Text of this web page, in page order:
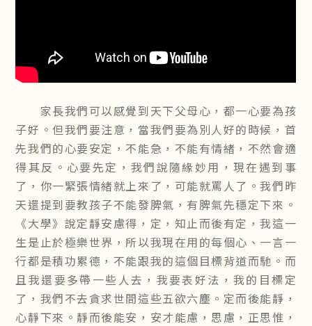
家長我們可以感覺到天下父母心，都一心要為孩
子好。但我們要注意，當我們要為別人好的時候，首
先我們的心要安定，不能急，不能有情緒，不然會適
得其反。心要先定，我們說隨緣妙用，現在遇到事
了，你一緊張情緒就上來了，可能就罵人了。我們昨
天還提到要教孩子不能發脾氣，有脾氣先穩定下來。
《大學》說定靜安慮得，定，知止而後有定，我這一
生是止於極樂世界，所以我現在用的每個心、一言一
行都是積功累德，不能跟我的這個目標背道而馳。而
且我還要多帶一些人去，我要表好法，我的目標定
了，我們不去貪求世間這些五欲六塵。定而後能靜，
心靜下來。靜而後能安，安才能慮，思慮，正思惟，